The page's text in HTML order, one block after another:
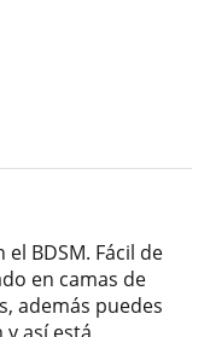
BDSM. Fácil de
en camas de
además puedes